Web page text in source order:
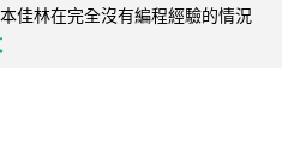
佳林在完全沒有編程經驗的情況